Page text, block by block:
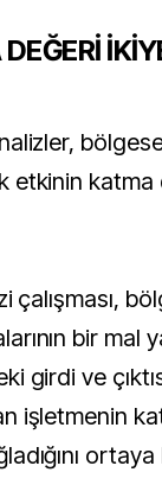
etkinin
çalışması,
bir mal
girdi ve
işletmenin